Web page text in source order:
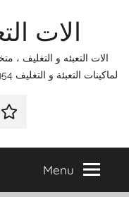
الات
الات التعبئه و التغليف ،
لماكينات التعبئة و التغليف 01211116954 – 01211116956 – 01211116958
Menu